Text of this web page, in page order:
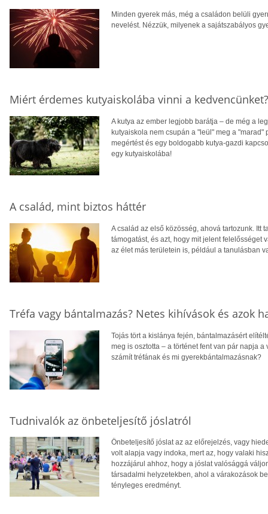
Minden gyerek más, még a családon belüli
nevelést. Nézzük, milyenek a sajátszabályos
Miért érdemes kutyaiskolába vinni a kedvencünket?
A kutya az ember legjobb barátja – de még a
kutyaiskola nem csupán a "leül" meg a
megértést és egy boldogabb kutya-gazdi
egy kutyaiskolába!
A család, mint biztos háttér
A család az első közösség, ahová tartozunk. Itt
támogatást, és azt, hogy mit jelent felelősséget
az élet más területein is, például a tanulásban
Tréfa vagy bántalmazás? Netes kihívások és azok
Tojás tört a kislánya fején, bántalmazásért
meg is osztotta – a történet fent van pár napja
számít tréfának és mi gyerekbántalmazásnak?
Tudnivalók az önbeteljesítő jóslatról
Önbeteljesítő jóslat az az előrejelzés, vagy
volt alapja vagy indoka, mert az, hogy valaki
hozzájárul ahhoz, hogy a jóslat valósággá
társadalmi helyzetekben, ahol a várakozások
tényleges eredményt.